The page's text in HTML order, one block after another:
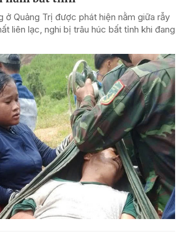
ở Quảng Trị được phát hiện nằm giữa rẫy
liên lạc, nghi bị trâu húc bất tỉnh khi đang